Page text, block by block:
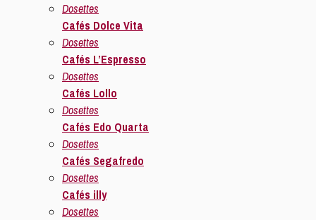
Dosettes
Cafés Dolce Vita
Dosettes
Cafés L’Espresso
Dosettes
Cafés Lollo
Dosettes
Cafés Edo Quarta
Dosettes
Cafés Segafredo
Dosettes
Cafés illy
Dosettes